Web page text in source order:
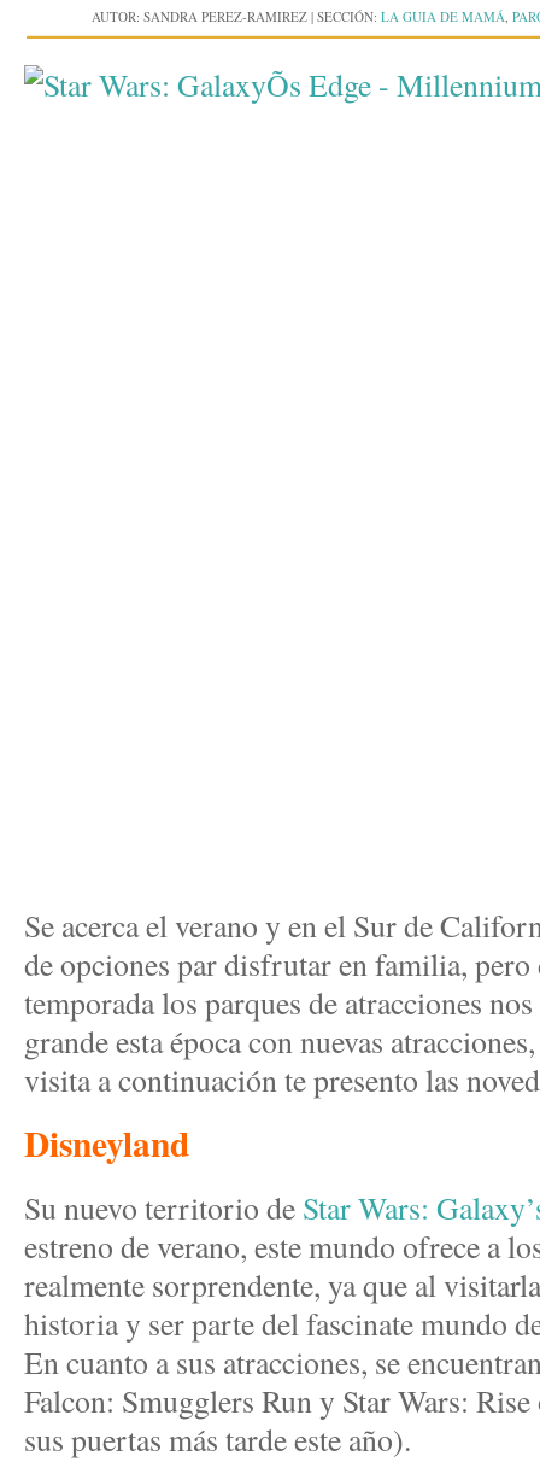
AUTOR: SANDRA PEREZ-RAMIREZ | SECCIÓN: LA GUIA DE MAMÁ
Se acerca el verano y en el Sur de
de opciones par disfrutar en familia, pero
temporada los parques de atracciones
grande esta época con nuevas
visita a continuación te presento las
Disneyland
Su nuevo territorio de Star Wars:
estreno de verano, este mundo ofrece a
realmente sorprendente, ya que al
historia y ser parte del fascinate mundo
En cuanto a sus atracciones, se
Falcon: Smugglers Run y Star Wars:
sus puertas más tarde este año).